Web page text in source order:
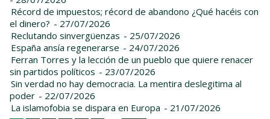
Récord de impuestos; récord de abandono ¿Qué hacéis con
el dinero? - 27/07/2026
Reclutando sinvergüenzas - 25/07/2026
España ansía regenerarse - 24/07/2026
Ferran Torres y la lección de un pueblo que quiere renacer
sin partidos políticos - 23/07/2026
Sin verdad no hay democracia. La mentira deslegitima al
poder - 22/07/2026
La islamofobia se dispara en Europa - 21/07/2026